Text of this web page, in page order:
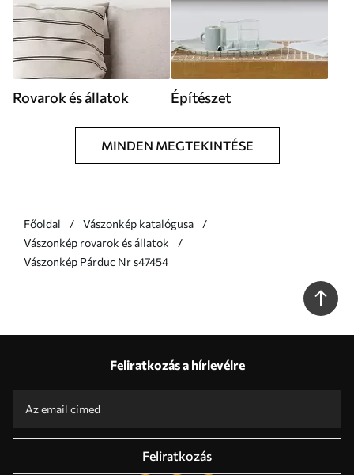
Rovarok és állatok Építészet
MINDEN MEGTEKINTÉSE
Főoldal
Vászonkép katalógusa
Vászonkép rovarok és állatok
Vászonkép Párduc Nr s47454
Feliratkozás a hírlevélre
Feliratkozás